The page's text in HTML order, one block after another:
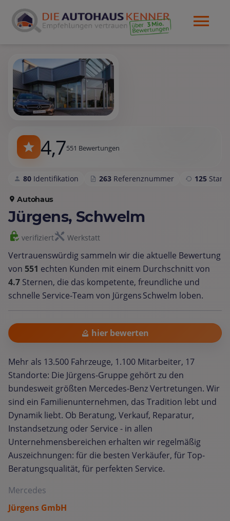
4,7551 Bewertungen
80 Identifikation 263 Referenznummer 125
Autohaus
Jürgens, Schwelm
verifiziert Werkstatt
Vertrauenswürdig sammeln wir die aktuelle Bewertung
von 551 echten Kunden mit einem Durchschnitt von
4.7 Sternen, die das kompetente, freundliche und
schnelle Service‑Team von Jürgens Schwelm loben.
hier bewerten
Mehr als 13.500 Fahrzeuge, 1.100 Mitarbeiter, 17
Standorte: Die Jürgens-Gruppe gehört zu den
bundesweit größten Mercedes-Benz Vertretungen. Wir
sind ein Familienunternehmen, das Tradition lebt und
Dynamik liebt. Ob Beratung, Verkauf, Reparatur,
Instandsetzung oder Service - in allen
Unternehmensbereichen erhalten wir regelmäßig
Auszeichnungen: für die besten Verkäufer, für Top-
Beratungsqualität, für perfekten Service.
Mercedes
Jürgens GmbH